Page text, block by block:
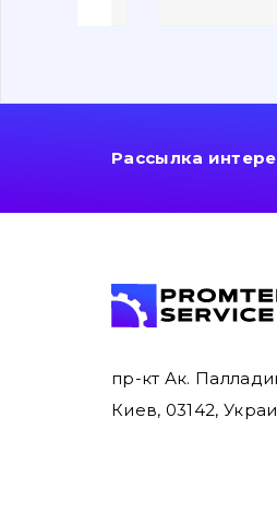
Рассылка
пр-кт Ак.
Киев, 03142,